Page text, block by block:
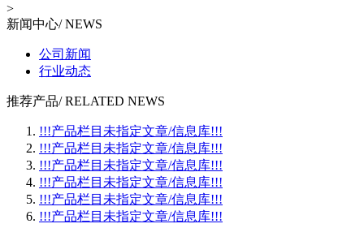
>
新闻中心/ NEWS
公司新闻
行业动态
推荐产品/ RELATED NEWS
!!!产品栏目未指定文章/信息库!!!
!!!产品栏目未指定文章/信息库!!!
!!!产品栏目未指定文章/信息库!!!
!!!产品栏目未指定文章/信息库!!!
!!!产品栏目未指定文章/信息库!!!
!!!产品栏目未指定文章/信息库!!!